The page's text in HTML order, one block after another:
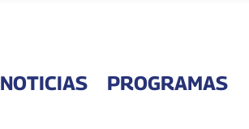
NOTICIAS PROGRAMAS